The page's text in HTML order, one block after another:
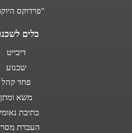
"פרדוקס
כלים
דיבייט
שכנוע
פחד קהל
משא ומתן
כתיבת
העברת